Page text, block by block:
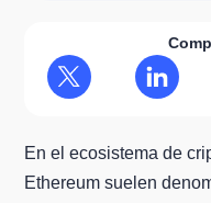
En el ecosistema de
Ethereum suelen